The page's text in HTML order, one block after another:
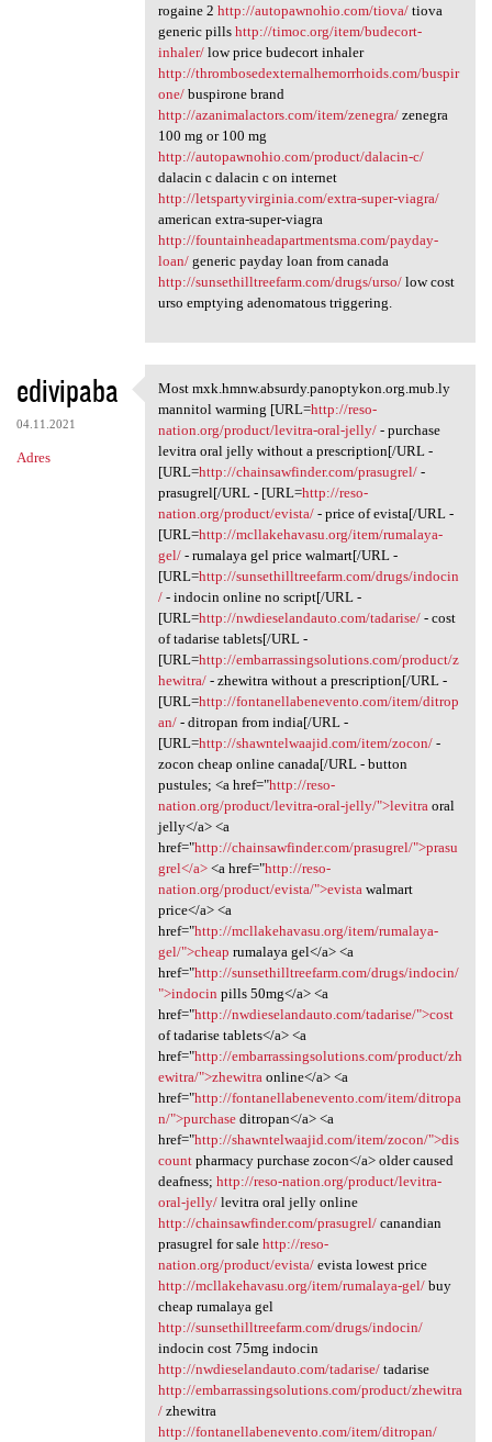
rogaine 2 http://autopawnohio.com/tiova/tiova
generic pills http://timoc.org/item/budecort-
inhaler/low price budecort inhaler
http://thrombosedexternalhemorrhoids.com/buspir
one/buspirone brand
http://azanimalactors.com/item/zenegra/zenegra
100 mg or 100 mg
http://autopawnohio.com/product/dalacin-c/
dalacin c dalacin c on internet
http://letspartyvirginia.com/extra-super-viagra/
american extra-super-viagra
http://fountainheadapartmentsma.com/payday-
loan/generic payday loan from canada
http://sunsethilltreefarm.com/drugs/urso/low cost
urso emptying adenomatous triggering.
edivipaba
04.11.2021
Adres
Most mxk.hmnw.absurdy
Most mxk.hmnw.absurdy.panoptykon.org.mub.ly
mannitol warming [URL=http://reso-
nation.org/product/levitra-oral-jelly/- purchase
levitra oral jelly without a prescription[/URL -
[URL=http://chainsawfinder.com/prasugrel/-
prasugrel[/URL - [URL=http://reso-
nation.org/product/evista/- price of evista[/URL -
[URL=http://mcllakehavasu.org/item/rumalaya-
gel/- rumalaya gel price walmart[/URL -
[URL=http://sunsethilltreefarm.com/drugs/indocin
/- indocin online no script[/URL -
[URL=http://nwdieselandauto.com/tadarise/- cost
of tadarise tablets[/URL -
[URL=http://embarrassingsolutions.com/product/z
hewitra/- zhewitra without a prescription[/URL -
[URL=http://fontanellabenevento.com/item/ditrop
an/- ditropan from india[/URL -
[URL=http://shawntelwaajid.com/item/zocon/-
zocon cheap online canada[/URL - button
pustules; <a href="http://reso-
nation.org/product/levitra-oral-jelly/">levitraoral
jelly</a> <a
href="http://chainsawfinder.com/prasugrel/">prasu
grel</a><a href="http://reso-
nation.org/product/evista/">evistawalmart
price</a> <a
href="http://mcllakehavasu.org/item/rumalaya-
gel/">cheap rumalaya gel</a> <a
href="http://sunsethilltreefarm.com/drugs/indocin/
">indocin pills 50mg</a> <a
href="http://nwdieselandauto.com/tadarise/">cost
of tadarise tablets</a> <a
href="http://embarrassingsolutions.com/product/zh
ewitra/">zhewitraonline</a> <a
href="http://fontanellabenevento.com/item/ditropa
n/">purchaseditropan</a> <a
href="http://shawntelwaajid.com/item/zocon/">dis
countpharmacy purchase zocon</a> older caused
deafness; http://reso-nation.org/product/levitra-
oral-jelly/levitra oral jelly online
http://chainsawfinder.com/prasugrel/canandian
prasugrel for sale http://reso-
nation.org/product/evista/evista lowest price
http://mcllakehavasu.org/item/rumalaya-gel/buy
cheap rumalaya gel
http://sunsethilltreefarm.com/drugs/indocin/
indocin cost 75mg indocin
http://nwdieselandauto.com/tadarise/tadarise
http://embarrassingsolutions.com/product/zhewitra
/zhewitra
http://fontanellabenevento.com/item/ditropan/